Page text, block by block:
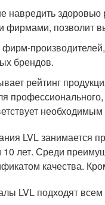
навредить
фирмами, позволит
фирм-
брендов.
рейтинг
LVL занимается
10 лет. Среди
качества.
LVL подходят